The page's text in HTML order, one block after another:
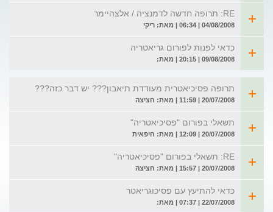
RE: תרופה חדשה לדמנציה / אלצהיימר
04/08/2008 | 06:34 | מאת: ריקי
כדאי לפנות לפורום גריאטריה
09/08/2008 | 20:15 | מאת:
תרופה פסיכיאטרית מעודדת תיאבון??? יש דבר כזה???
20/07/2008 | 11:59 | מאת: חציצה
תשאלי בפורום "פסיכיאטריה"
20/07/2008 | 12:09 | מאת: חיפאית
RE: תשאלי בפורום "פסיכיאטריה"
20/07/2008 | 15:57 | מאת: חציצה
כדאי להתיעץ עם פסיכוגריאטר
22/07/2008 | 07:37 | מאת: